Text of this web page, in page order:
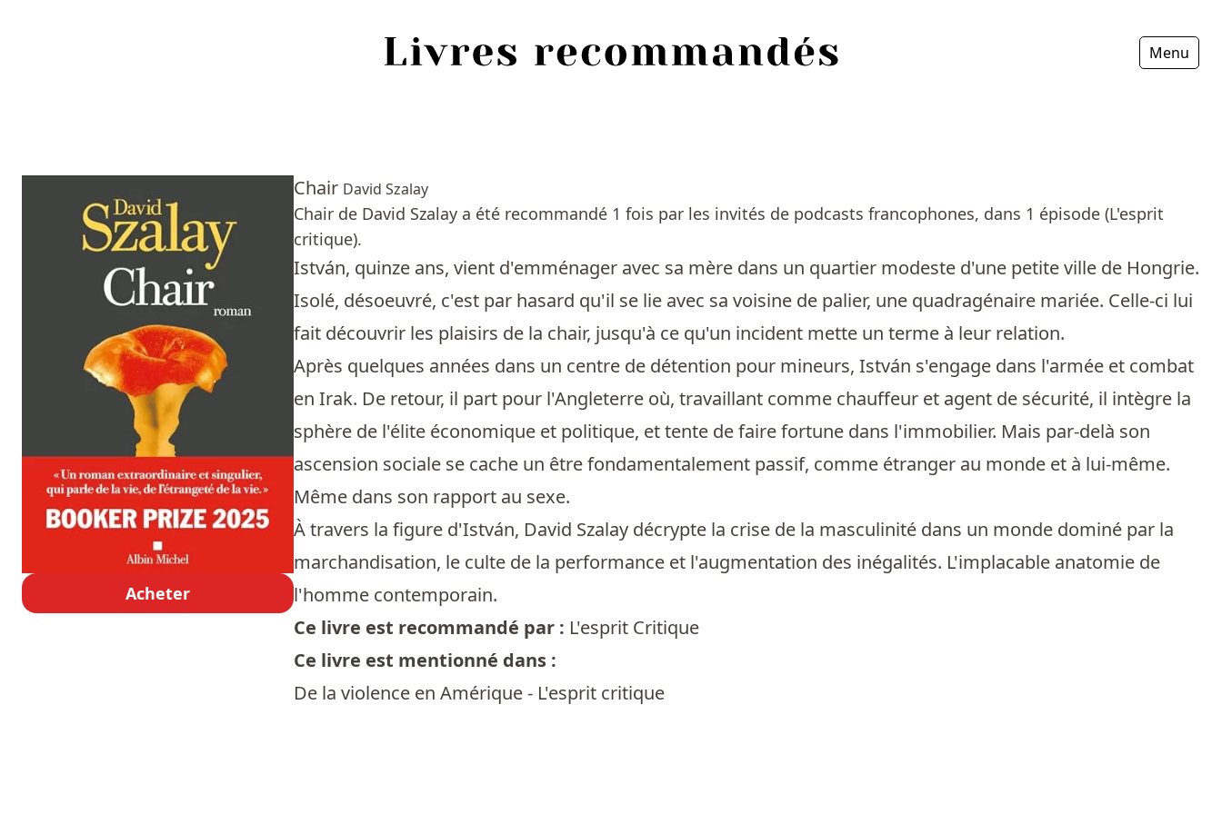
Menu
Acheter
Chair David Szalay
Chair de David Szalay a été recommandé 1 fois par les invités de podcasts francophones, dans 1 épisode (L'esprit
critique).
István, quinze ans, vient d'emménager avec sa mère dans un quartier modeste d'une petite ville de Hongrie.
Isolé, désoeuvré, c'est par hasard qu'il se lie avec sa voisine de palier, une quadragénaire mariée. Celle-ci lui
fait découvrir les plaisirs de la chair, jusqu'à ce qu'un incident mette un terme à leur relation.
Après quelques années dans un centre de détention pour mineurs, István s'engage dans l'armée et combat
en Irak. De retour, il part pour l'Angleterre où, travaillant comme chauffeur et agent de sécurité, il intègre la
sphère de l'élite économique et politique, et tente de faire fortune dans l'immobilier. Mais par-delà son
ascension sociale se cache un être fondamentalement passif, comme étranger au monde et à lui-même.
Même dans son rapport au sexe.
À travers la figure d'István, David Szalay décrypte la crise de la masculinité dans un monde dominé par la
marchandisation, le culte de la performance et l'augmentation des inégalités. L'implacable anatomie de
l'homme contemporain.
Ce livre est recommandé par : L'esprit Critique
Ce livre est mentionné dans :
De la violence en Amérique - L'esprit critique
Sources
Personnes
Livres
Livres les plus recommandés
Prix littéraires